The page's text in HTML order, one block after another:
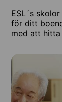
ESL´s
för ditt
med att